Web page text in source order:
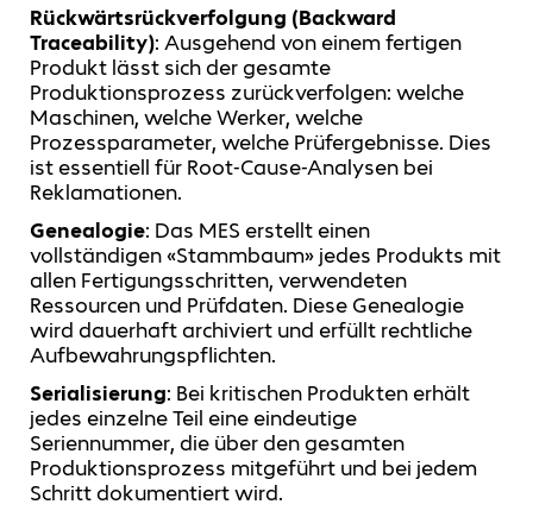
Rückwärtsrückverfolgung (Backward
Traceability): Ausgehend von einem fertigen
Produkt lässt sich der gesamte
Produktionsprozess zurückverfolgen: welche
Maschinen, welche Werker, welche
Prozessparameter, welche Prüfergebnisse. Dies
ist essentiell für Root-Cause-Analysen bei
Reklamationen.
Genealogie: Das MES erstellt einen
vollständigen «Stammbaum» jedes Produkts mit
allen Fertigungsschritten, verwendeten
Ressourcen und Prüfdaten. Diese Genealogie
wird dauerhaft archiviert und erfüllt rechtliche
Aufbewahrungspflichten.
Serialisierung: Bei kritischen Produkten erhält
jedes einzelne Teil eine eindeutige
Seriennummer, die über den gesamten
Produktionsprozess mitgeführt und bei jedem
Schritt dokumentiert wird.